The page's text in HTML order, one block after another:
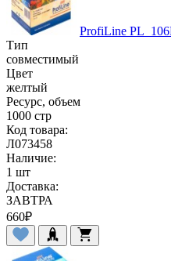
ProfiLine
Тип
совместимый
Цвет
желтый
Ресурс, объем
1000 стр
Код товара:
Л073458
Наличие:
1 шт
Доставка:
ЗАВТРА
660₽